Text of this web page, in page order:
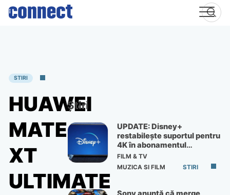
Skip
STIRI
HUAWEI
MATE
XT
ULTIMATE
Știri
UPDATE: Disney+
restabilește suportul pentru
4K în abonamentul
Premium
FILM & TV
MUZICA SI FILM
STIRI